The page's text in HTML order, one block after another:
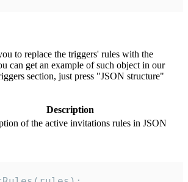
to replace the triggers' rules with the
can get an example of such object in our
section, just press "JSON structure"
Description
of the active invitations rules in JSON